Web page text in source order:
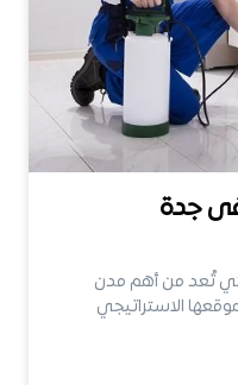
جدة
تُعد من أهم مدن
الاستراتيجي